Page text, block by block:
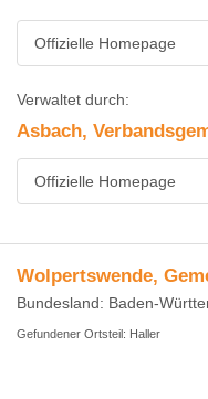
Offizielle Homepage
Verwaltet durch:
Asbach,
Offizielle Homepage
Wolpertswende,
Bundesland: Baden-
Gefundener Ortsteil: Haller